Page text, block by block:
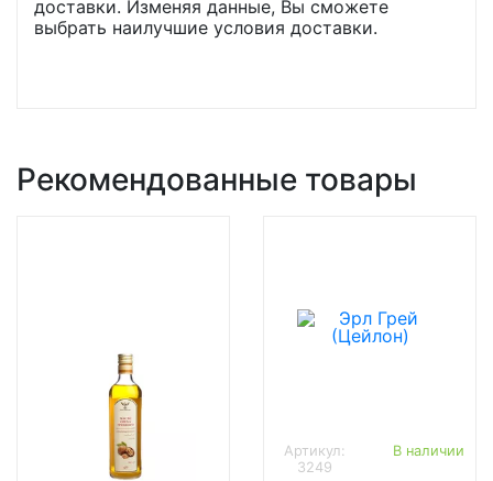
доставки. Изменяя данные, Вы сможете
выбрать наилучшие условия доставки.
Рекомендованные товары
Артикул:
3249
В наличии